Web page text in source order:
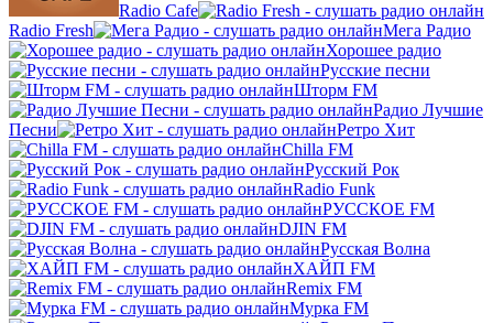
Radio Cafe
Radio Fresh
Мега Радио
Хорошее радио
Русские песни
Шторм FM
Радио Лучшие
Песни
Ретро Хит
Chilla FM
Русский Рок
Radio Funk
РУССКОЕ FM
DJIN FM
Русская Волна
ХАЙП FM
Remix FM
Мурка FM